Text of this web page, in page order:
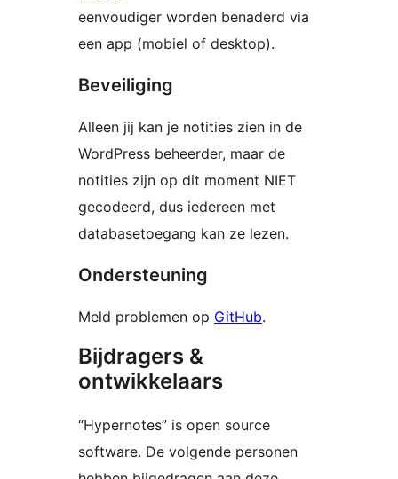
eenvoudiger worden benaderd via
een app (mobiel of desktop).
Beveiliging
Alleen jij kan je notities zien in de
WordPress beheerder, maar de
notities zijn op dit moment NIET
gecodeerd, dus iedereen met
databasetoegang kan ze lezen.
Ondersteuning
Meld problemen op GitHub.
Bijdragers &
ontwikkelaars
“Hypernotes” is open source
software. De volgende personen